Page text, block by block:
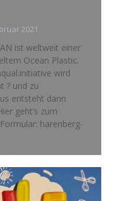
2021
ist weltweit einer
Ocean Plastic.
wird
? und zu
entsteht dann
geht’s zum
harenberg-